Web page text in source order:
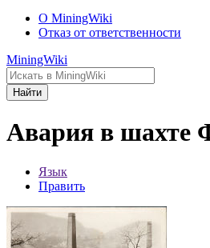
О MiningWiki
Отказ от ответственности
MiningWiki
Найти
Авария в шахте
Язык
Править